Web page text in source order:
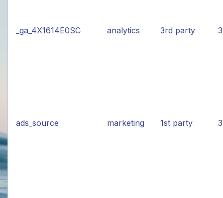
_ga_4X1614E0SC analytics 3rd party
ads_source marketing 1st party